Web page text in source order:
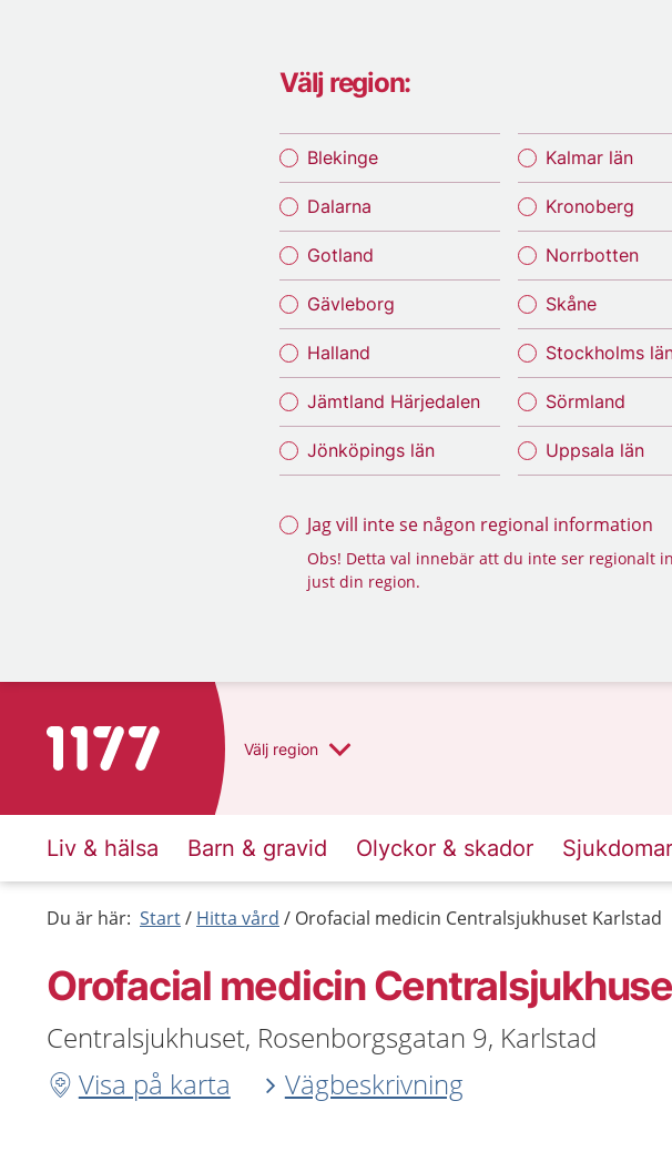
Välj region:
Blekinge
Dalarna
Gotland
Gävleborg
Halland
Jämtland Härjedalen
Jönköpings län
Kalmar län
Kronoberg
Norrbotten
Skåne
Stockholms
Sörmland
Uppsala län
Jag vill inte se någon regional information
Obs! Detta val innebär att du inte ser regionalt
just din region.
Till startsidan för 1177 Välj region
Liv & hälsa Barn & gravid Olyckor & skador
Du är här: Start Hitta vård Orofacial medicin Centralsjukhuset Karlstad
Orofacial medicin
Centralsjukhuset, Rosenborgsgatan 9, Karlstad
Visa på karta
Vägbeskrivning